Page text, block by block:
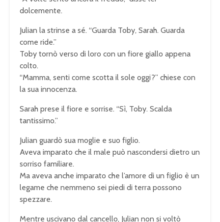
dolcemente.
Julian la strinse a sé. “Guarda Toby, Sarah. Guarda
come ride.”
Toby tornò verso di loro con un fiore giallo appena
colto.
“Mamma, senti come scotta il sole oggi?” chiese con
la sua innocenza.
Sarah prese il fiore e sorrise. “Sì, Toby. Scalda
tantissimo.”
Julian guardò sua moglie e suo figlio.
Aveva imparato che il male può nascondersi dietro un
sorriso familiare.
Ma aveva anche imparato che l’amore di un figlio è un
legame che nemmeno sei piedi di terra possono
spezzare.
Mentre uscivano dal cancello, Julian non si voltò